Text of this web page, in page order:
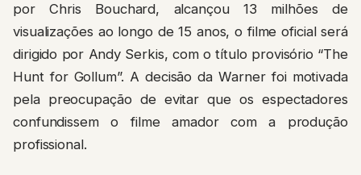
por Chris Bouchard, alcançou 13 milhões de
visualizações ao longo de 15 anos, o filme oficial será
dirigido por Andy Serkis, com o título provisório “The
Hunt for Gollum”. A decisão da Warner foi motivada
pela preocupação de evitar que os espectadores
confundissem o filme amador com a produção
profissional.